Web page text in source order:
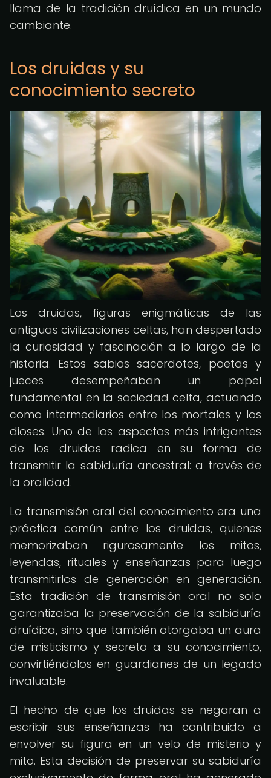
llama de la tradición druídica en un mundo
cambiante.
Los druidas y su
conocimiento secreto
Los druidas, figuras enigmáticas de las
antiguas civilizaciones celtas, han despertado
la curiosidad y fascinación a lo largo de la
historia. Estos sabios sacerdotes, poetas y
jueces desempeñaban un papel
fundamental en la sociedad celta, actuando
como intermediarios entre los mortales y los
dioses. Uno de los aspectos más intrigantes
de los druidas radica en su forma de
transmitir la sabiduría ancestral: a través de
la oralidad.
La transmisión oral del conocimiento era una
práctica común entre los druidas, quienes
memorizaban rigurosamente los mitos,
leyendas, rituales y enseñanzas para luego
transmitirlos de generación en generación.
Esta tradición de transmisión oral no solo
garantizaba la preservación de la sabiduría
druídica, sino que también otorgaba un aura
de misticismo y secreto a su conocimiento,
convirtiéndolos en guardianes de un legado
invaluable.
El hecho de que los druidas se negaran a
escribir sus enseñanzas ha contribuido a
envolver su figura en un velo de misterio y
mito. Esta decisión de preservar su sabiduría